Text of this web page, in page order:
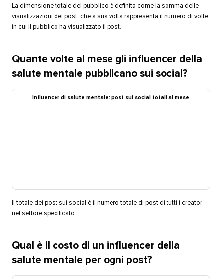
La dimensione totale del pubblico è definita come la somma delle
visualizzazioni dei post, che a sua volta rappresenta il numero di volte
in cui il pubblico ha visualizzato il post.​​
Quante volte al mese gli influencer della
salute mentale pubblicano sui social?​​
Influencer di salute mentale: post sui social totali al mese​​
Il totale dei post sui social è il numero totale di post di tutti i creator
nel settore specificato.​​
Qual è il costo di un influencer della
salute mentale per ogni post?​​